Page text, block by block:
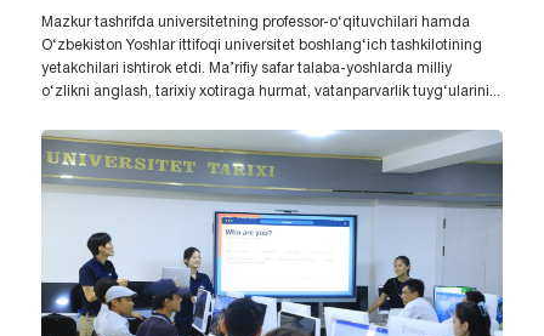
Mazkur tashrifda universitetning professor-o‘qituvchilari hamda
O‘zbekiston Yoshlar ittifoqi universitet boshlang‘ich tashkilotining
yetakchilari ishtirok etdi. Ma’rifiy safar talaba-yoshlarda milliy
o‘zlikni anglash, tarixiy xotiraga hurmat, vatanparvarlik tuyg‘ularini...